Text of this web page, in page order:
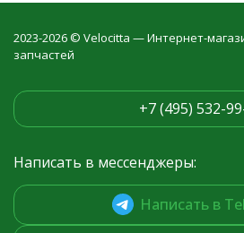
2023-2026 © Velocitta — Интернет-
запчастей
+7 (495) 532-
Написать в мессенджеры:
Написать в